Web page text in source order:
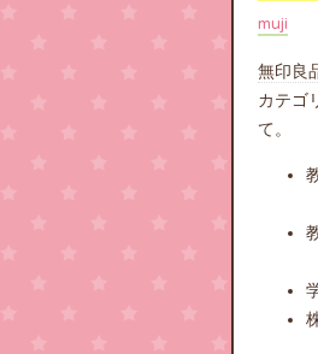
muji
無印良
カテゴ
て。